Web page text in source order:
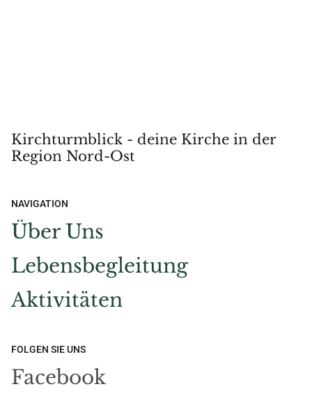
Kirchturmblick - deine Kirche in der
Region Nord-Ost
NAVIGATION
Über Uns
Lebensbegleitung
Aktivitäten
FOLGEN SIE UNS
Facebook